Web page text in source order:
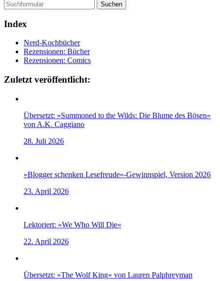
Suchen
Index
Nerd-Kochbücher
Rezensionen: Bücher
Rezensionen: Comics
Zuletzt veröffentlicht:
Übersetzt: »Summoned to the Wilds: Die Blume des Bösen«
von A.K. Caggiano
28. Juli 2026
»Blogger schenken Lesefreude«-Gewinnspiel, Version 2026
23. April 2026
Lektoriert: »We Who Will Die«
22. April 2026
Übersetzt: »The Wolf King« von Lauren Palphreyman